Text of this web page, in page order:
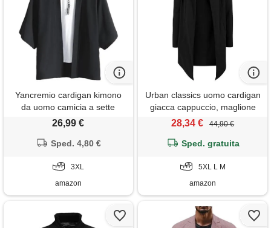
Yancremio cardigan kimono
da uomo camicia a sette
maniche casual allentata della
e autunno cardigan leggero e
porta (nero, 3xl)
26,99 €
Sped. 4,80 €
3XL
amazon
Urban classics uomo cardigan
giacca cappuccio, maglione
manica lunga, invernale
stile casual, colore: nero,
28,34 € 44,90 €
Sped. gratuita
5XL L M
amazon